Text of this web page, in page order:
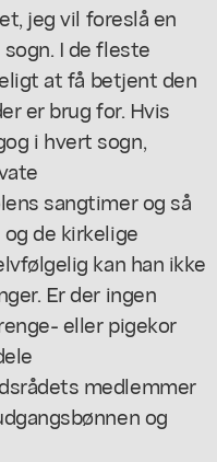
jeg vil foreslå en
I de fleste
at få betjent den
er brug for. Hvis
i hvert sogn,
sangtimer og så
de kirkelige
kan han ikke
Er der ingen
eller pigekor
medlemmer
og